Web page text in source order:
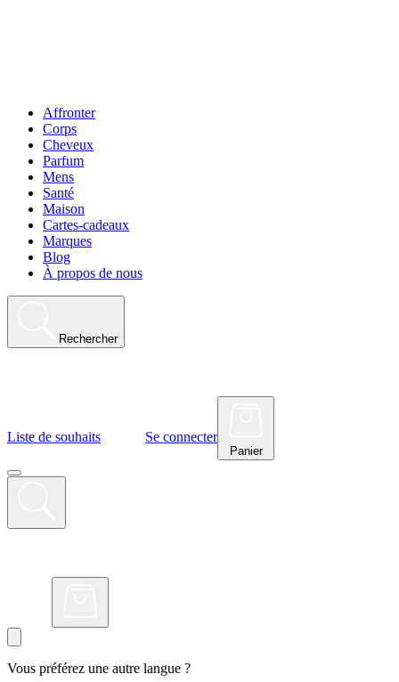
Affronter
Corps
Cheveux
Parfum
Mens
Santé
Maison
Cartes-cadeaux
Marques
Blog
À propos de nous
Rechercher
Liste de souhaits Se connecter
Panier
Vous préférez une autre langue ?